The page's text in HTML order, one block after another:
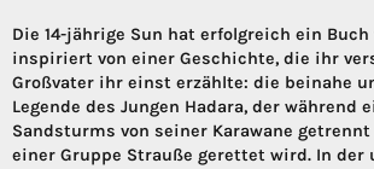
Die 14-jährige Sun hat erfolgreich ein
inspiriert von einer Geschichte, die ihr
Großvater ihr einst erzählte: die beinahe
Legende des Jungen Hadara, der während
Sandsturms von seiner Karawane
einer Gruppe Strauße gerettet wird. In der